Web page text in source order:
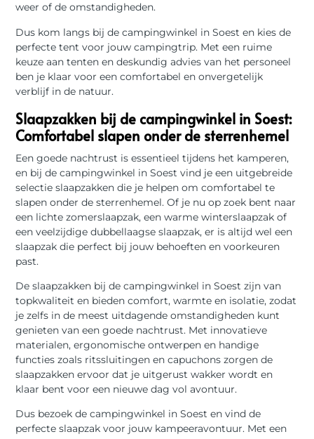
weer of de omstandigheden.
Dus kom langs bij de campingwinkel in Soest en kies de
perfecte tent voor jouw campingtrip. Met een ruime
keuze aan tenten en deskundig advies van het personeel
ben je klaar voor een comfortabel en onvergetelijk
verblijf in de natuur.
Slaapzakken bij de campingwinkel in Soest:
Comfortabel slapen onder de sterrenhemel
Een goede nachtrust is essentieel tijdens het kamperen,
en bij de campingwinkel in Soest vind je een uitgebreide
selectie slaapzakken die je helpen om comfortabel te
slapen onder de sterrenhemel. Of je nu op zoek bent naar
een lichte zomerslaapzak, een warme winterslaapzak of
een veelzijdige dubbellaagse slaapzak, er is altijd wel een
slaapzak die perfect bij jouw behoeften en voorkeuren
past.
De slaapzakken bij de campingwinkel in Soest zijn van
topkwaliteit en bieden comfort, warmte en isolatie, zodat
je zelfs in de meest uitdagende omstandigheden kunt
genieten van een goede nachtrust. Met innovatieve
materialen, ergonomische ontwerpen en handige
functies zoals ritssluitingen en capuchons zorgen de
slaapzakken ervoor dat je uitgerust wakker wordt en
klaar bent voor een nieuwe dag vol avontuur.
Dus bezoek de campingwinkel in Soest en vind de
perfecte slaapzak voor jouw kampeeravontuur. Met een